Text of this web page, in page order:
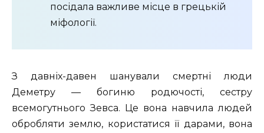
посідала важливе місце в грецькій
міфології.
З давніх-давен шанували смертні люди
Деметру — богиню родючості, сестру
всемогутнього Зевса. Це вона навчила людей
обробляти землю, користатися її дарами, вона